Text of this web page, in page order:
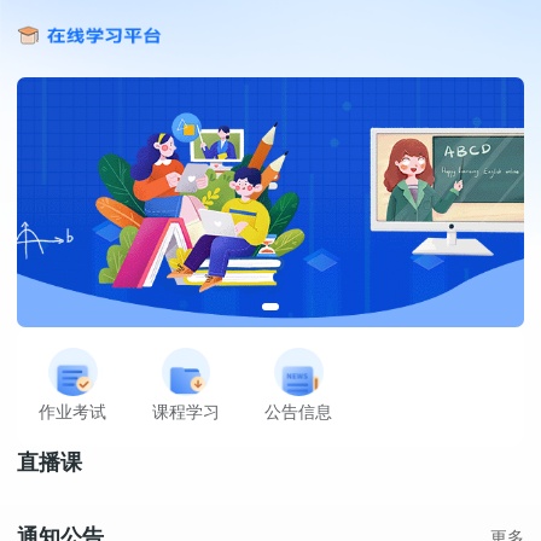
作业考试 课程学习 公告信息
直播课
更多